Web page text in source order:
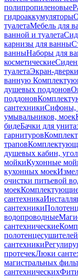
полипропиленовые
гидроаккумуляторы
туалетаМебель для
ванной и туалета
карнизы для ванны
ванныНаборы для
косметические
туалетаЭкран-
ванную
душевых поддонов
поддонов
сантехникиСифоны,
умывальников, моек
бидеБачки для
гарнитуров
трапов
душевых кабин,
мойкиКухонные
кухонных моек
очистки питьевой
моек
сантехника
сантехники
водопроводные
сантехнические
полотенцесушителей
сантехники
протечекЛюки
магистральных
сантехнических